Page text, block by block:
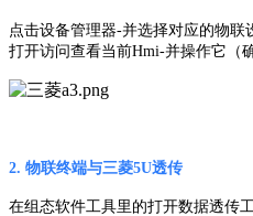
点击设备管理器-并选择对应的物
打开访问查看当前Hmi-并操作它（
2. 物联终端与三菱5U透传
在组态软件工具里的打开数据透传